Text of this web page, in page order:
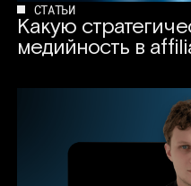
СТАТЬИ
Какую
медийность в